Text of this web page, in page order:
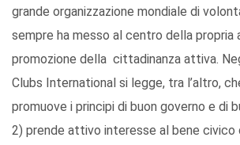
grande organizzazione mondiale di
sempre ha messo al centro della
promozione della cittadinanza attiva.
Clubs International si legge, tra l’altro,
promuove i principi di buon governo e di
2) prende attivo interesse al bene civico